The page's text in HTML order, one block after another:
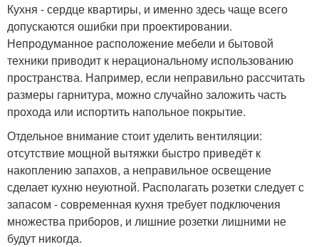
Кухня - сердце квартиры, и именно здесь чаще всего
допускаются ошибки при проектировании.
Непродуманное расположение мебели и бытовой
техники приводит к нерациональному использованию
пространства. Например, если неправильно рассчитать
размеры гарнитура, можно случайно заложить часть
прохода или испортить напольное покрытие.
Отдельное внимание стоит уделить вентиляции:
отсутствие мощной вытяжки быстро приведёт к
накоплению запахов, а неправильное освещение
сделает кухню неуютной. Располагать розетки следует с
запасом - современная кухня требует подключения
множества приборов, и лишние розетки лишними не
будут никогда.